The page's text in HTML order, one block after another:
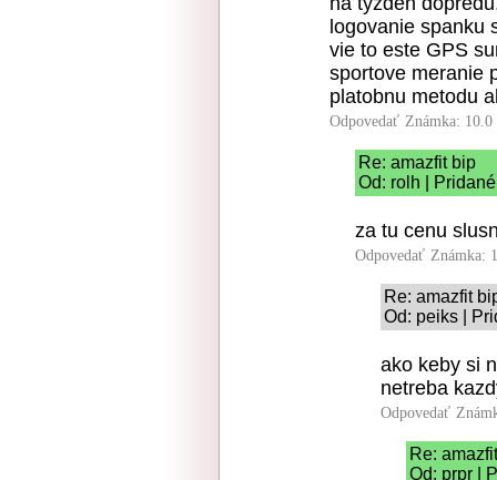
logovanie spanku
vie to este GPS
sportove meranie
platobnu metodu
Odpovedať Známka: 10.0
Re: amazfit bip
Od: rolh |
za tu cenu
Odpovedať Známka:
Re: amazfit
Od: peiks |
ako keby si
netreba
Odpovedať
Re:
Od: prpr |